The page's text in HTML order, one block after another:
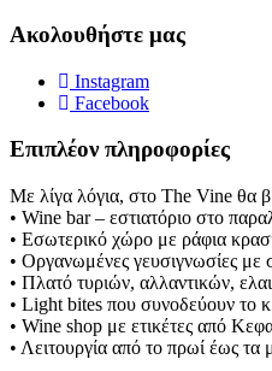
Ακολουθήστε μας
Instagram
Facebook
Επιπλέον πληροφορίες
Με λίγα λόγια, στο The Vine θα
• Wine bar – εστιατόριο στο
• Εσωτερικό χώρο με ράφια
• Οργανωμένες γευσιγνωσίες με
• Πλατό τυριών, αλλαντικών,
• Light bites που συνοδεύουν το
• Wine shop με ετικέτες από
• Λειτουργία από το πρωί έως